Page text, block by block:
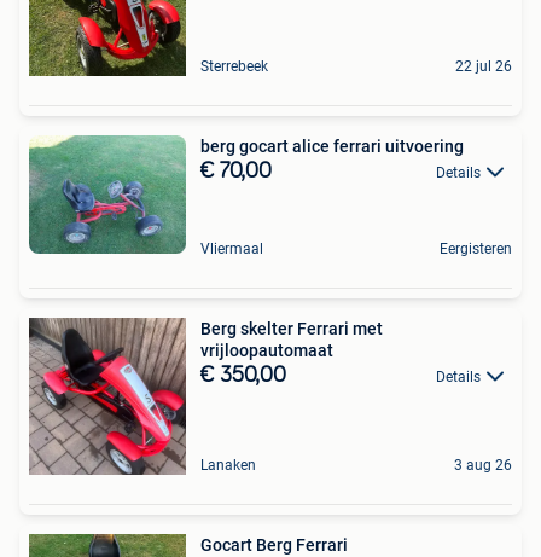
Sterrebeek 22 jul 26
berg gocart alice ferrari uitvoering
€ 70,00 Details
Vliermaal Eergisteren
Berg skelter Ferrari met
vrijloopautomaat
€ 350,00 Details
Lanaken 3 aug 26
Gocart Berg Ferrari